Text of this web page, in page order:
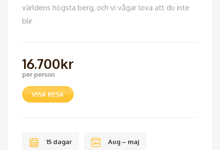
världens högsta berg, och vi vågar lova att du inte
blir
16.700kr
per person
VISA RESA
15 dagar Aug – maj